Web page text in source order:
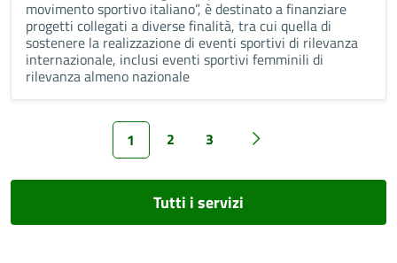
movimento sportivo italiano”, è destinato a finanziare
progetti collegati a diverse finalità, tra cui quella di
sostenere la realizzazione di eventi sportivi di rilevanza
internazionale, inclusi eventi sportivi femminili di
rilevanza almeno nazionale
1 2 3
Tutti i servizi